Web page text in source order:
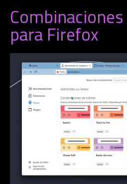
para Firefox